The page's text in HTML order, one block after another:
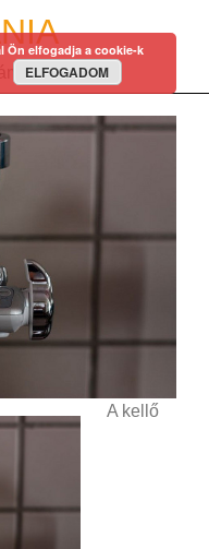
A kellő
Ön elfogadja a cookie-k
ELFOGADOM